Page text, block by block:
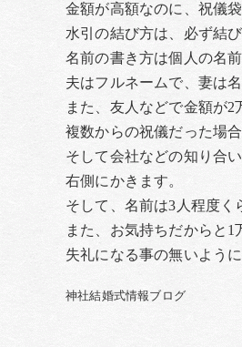
金額が高額なのに、祝儀
水引の結び方は、必ず結
名前の書き方は個人の名
夫はフルネームで、妻は
また、友人などで金額が2
複数からの祝儀だった場
そして会社などの知り合
右側にかきます。
そして、名前は3人程度く
また、お気持ちだからと
失礼になる事の無いよう
神社結婚式情報ブログ